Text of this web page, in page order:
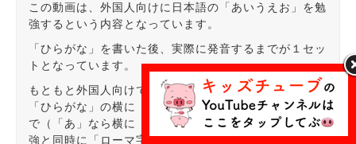
この動画は、外国人向けに日本語の「あいうえお」を勉
強するという内容となっています。
「ひらがな」を書いた後、実際に発音するまでが１セッ
トとなっています。
もともと外国人向けではありますが、大きく表示された
「ひらがな」の横に「ローマ字」での表示もありますの
で（「あ」なら横に「a」と表示）、「ひらがな」の勉
強と同時に「ローマ字」の勉強もできちゃいますね。発